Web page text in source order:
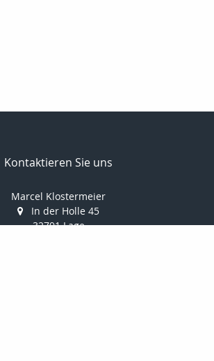
Kontaktieren Sie uns
Marcel Klostermeier
In der Holle 45
32791 Lage